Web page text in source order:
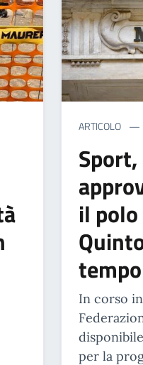
ARTICOLO
il
In corso
per la